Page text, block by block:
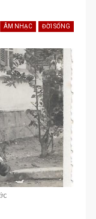
ÂM NHẠC ĐỜI SỐNG